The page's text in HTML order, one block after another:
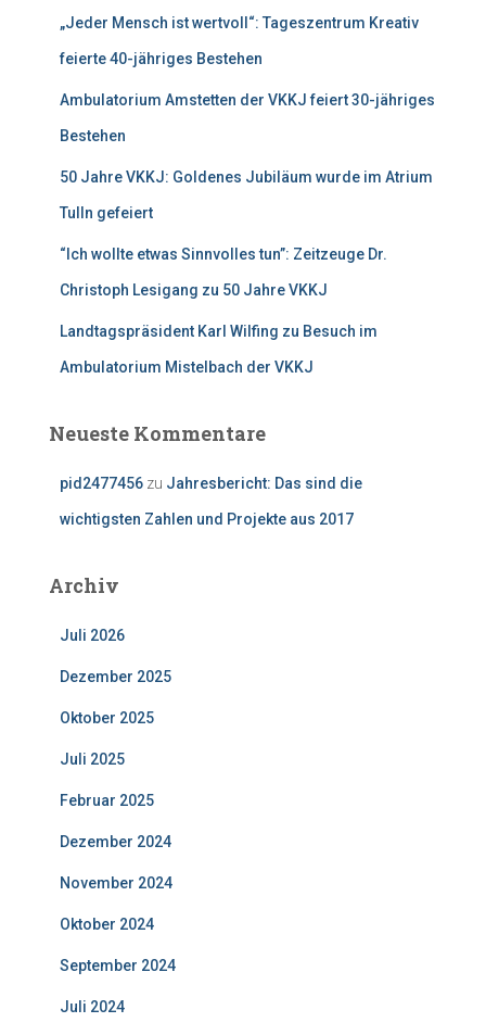
„Jeder Mensch ist wertvoll“: Tageszentrum Kreativ
feierte 40-jähriges Bestehen
Ambulatorium Amstetten der VKKJ feiert 30-jähriges
Bestehen
50 Jahre VKKJ: Goldenes Jubiläum wurde im Atrium
Tulln gefeiert
“Ich wollte etwas Sinnvolles tun”: Zeitzeuge Dr.
Christoph Lesigang zu 50 Jahre VKKJ
Landtagspräsident Karl Wilfing zu Besuch im
Ambulatorium Mistelbach der VKKJ
Neueste Kommentare
pid2477456 zu Jahresbericht: Das sind die
wichtigsten Zahlen und Projekte aus 2017
Archiv
Juli 2026
Dezember 2025
Oktober 2025
Juli 2025
Februar 2025
Dezember 2024
November 2024
Oktober 2024
September 2024
Juli 2024